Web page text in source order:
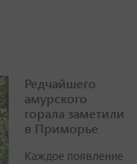
Редчайшего
амурского
горала заметили
в Приморье
Каждое появление